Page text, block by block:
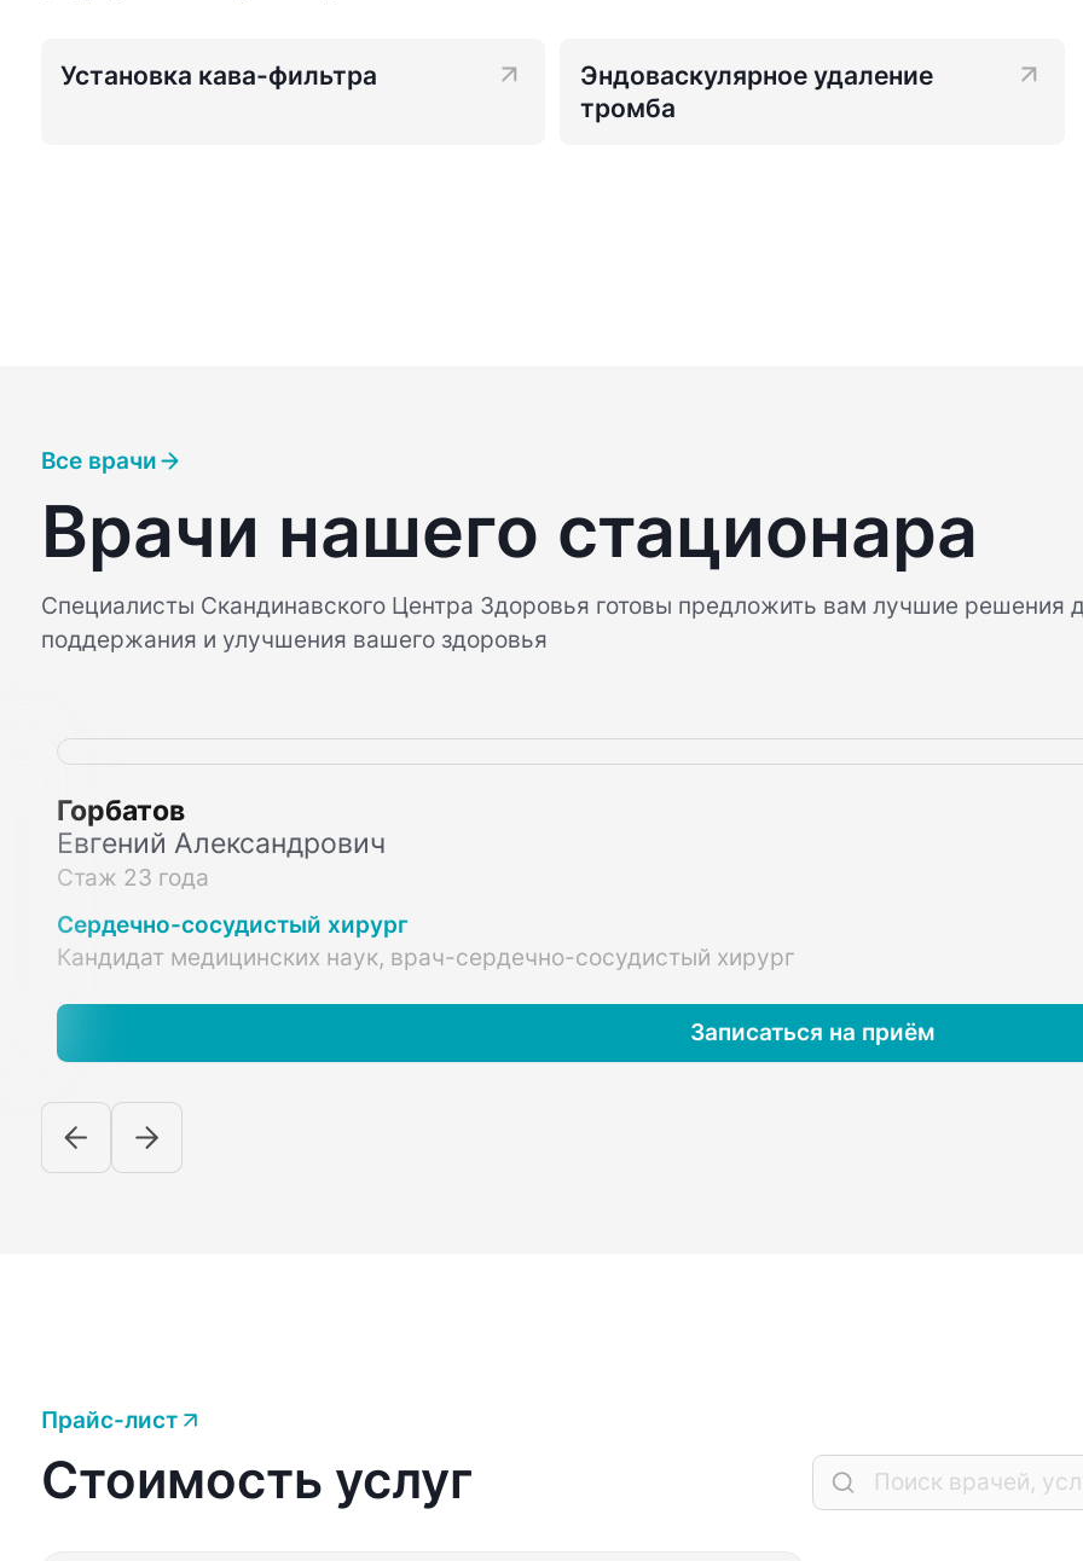
Установка кава-фильтра
Эндоваскулярное удаление
тромба
Все врачи
Врачи нашего стационара
Специалисты Скандинавского Центра Здоровья готовы предложить вам лучшие решения
поддержания и улучшения вашего здоровья
Горбатов
Евгений Александрович
Стаж 23 года
Сердечно-сосудистый хирург
Кандидат медицинских наук, врач-сердечно-сосудистый хирург
Записаться на приём
Прайс-лист
Стоимость услуг